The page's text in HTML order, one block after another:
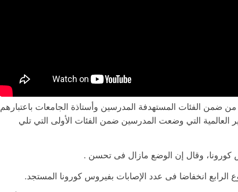
ضمن الفئات المستهدفة المدرسين وأستاذة الجامعات باعتبارهم
العالمية التي وضعت المدرسين ضمن الفئات الأولى التي تلي
وقال إن الوضع مازال فى تحسن .
الرابع انخفاضا فى عدد الإصابات بفيروس كورونا المستجد.